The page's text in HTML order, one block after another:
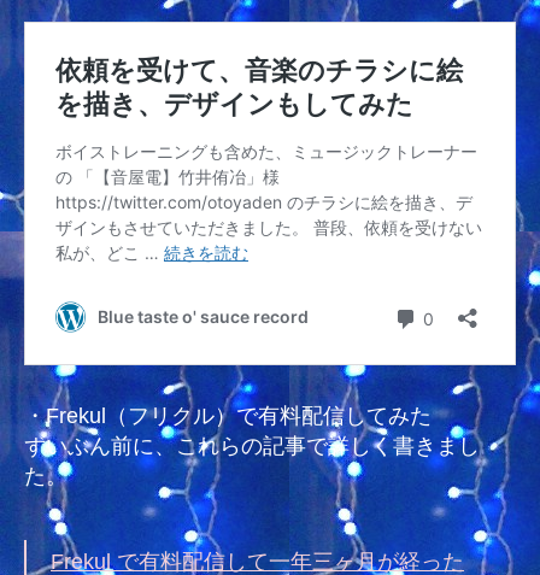
・Frekul（フリクル）で有料配信してみた
ずいぶん前に、これらの記事で詳しく書きまし
た。
Frekul で有料配信して一年三ヶ月が経った